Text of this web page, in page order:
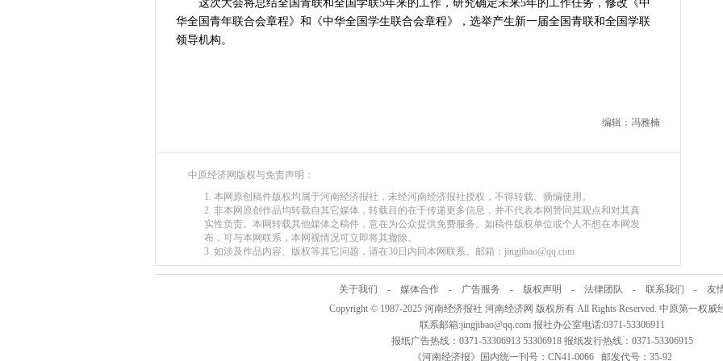
这次大会将总结全国青联和全国学联5年来的工作，研究确定未来5年的工作任务，修改《中
华全国青年联合会章程》和《中华全国学生联合会章程》，选举产生新一届全国青联和全国学联
领导机构。
编辑：冯雅楠
中原经济网版权与免责声明：
1. 本网原创稿件版权均属于河南经济报社，未经河南经济报社授权，不得转载、摘编使用。
2. 非本网原创作品均转载自其它媒体，转载目的在于传递更多信息，并不代表本网赞同其观点和对其真
实性负责。本网转载其他媒体之稿件，意在为公众提供免费服务。如稿件版权单位或个人不想在本网发
布，可与本网联系，本网视情况可立即将其撤除。
3. 如涉及作品内容、版权等其它问题，请在30日内同本网联系。邮箱：jingjibao@qq.com
关于我们 - 媒体合作 - 广告服务 - 版权声明 - 法律团队 - 联系我们 - 友
Copyright © 1987-2025 河南经济报社 河南经济网 版权所有 All Rights Reserved. 中原第一权威
联系邮箱:jingjibao@qq.com 报社办公室电话:0371-53306911
报纸广告热线：0371-53306913 53306918 报纸发行热线：0371-53306915
《河南经济报》国内统一刊号：CN41-0066 邮发代号：35-92